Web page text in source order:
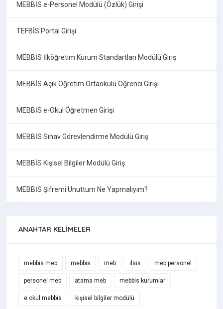
MEBBİS e-Personel Modülü (Özlük) Girişi
TEFBİS Portal Girişi
MEBBİS İlköğretim Kurum Standartları Modülü Giriş
MEBBİS Açık Öğretim Ortaokulu Öğrenci Girişi
MEBBİS e-Okul Öğretmen Girişi
MEBBİS Sınav Görevlendirme Modülü Giriş
MEBBİS Kişisel Bilgiler Modülü Giriş
MEBBİS Şifremi Unuttum Ne Yapmalıyım?
ANAHTAR KELIMELER
mebbis meb mebbis meb ilsis meb personel
personel meb atama meb mebbis kurumlar
e okul mebbis kişisel bilgiler modülü